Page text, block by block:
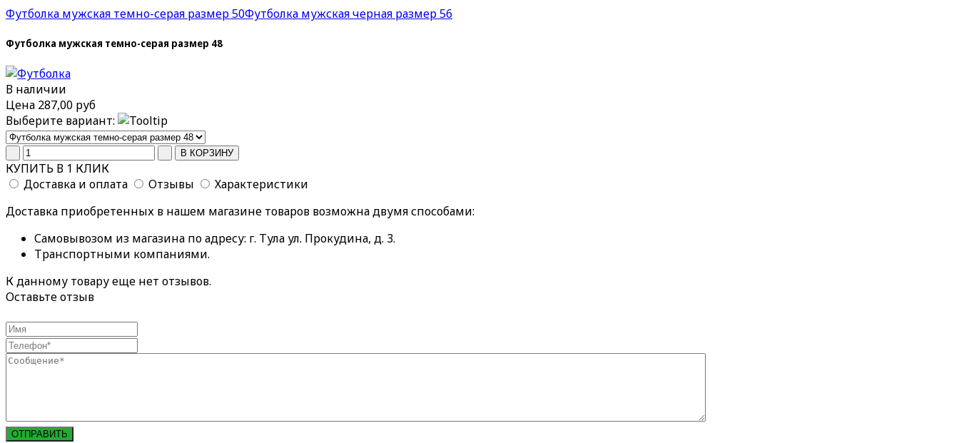
Футболка мужская темно-серая размер 50Футболка мужская черная размер 56
Футболка мужская темно-серая размер 48
В наличии
Цена 287,00 руб
Выберите вариант:
КУПИТЬ В 1 КЛИК
Доставка и оплата
Отзывы
Характеристики
Доставка приобретенных в нашем магазине товаров возможна двумя способами:
Самовывозом из магазина по адресу: г. Тула ул. Прокудина, д. 3.
Транспортными компаниями.
К данному товару еще нет отзывов.
Оставьте отзыв
ОТПРАВИТЬ